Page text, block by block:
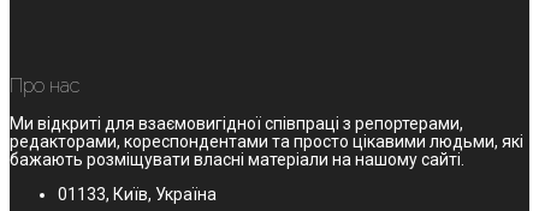
Про нас
Ми відкриті для взаємовигідної співпраці з репортерами,
редакторами, кореспондентами та просто цікавими людьми, які
бажають розміщувати власні матеріали на нашому сайті.
01133, Київ, Україна